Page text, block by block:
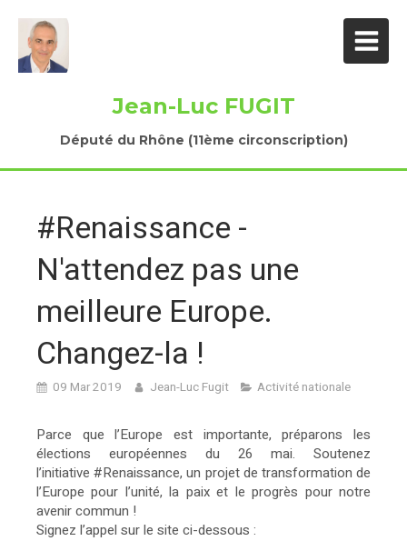
Jean-Luc FUGIT
Député du Rhône (11ème circonscription)
#Renaissance -
N'attendez pas une
meilleure Europe.
Changez-la !
09 Mar 2019 Jean-Luc Fugit Activité nationale
Parce que l’Europe est importante, préparons les
élections européennes du 26 mai. Soutenez
l’initiative#Renaissance, un projet de transformation de
l’Europe pour l’unité, la paix et le progrès pour notre
avenir commun !
Signez l’appel sur le site ci-dessous :